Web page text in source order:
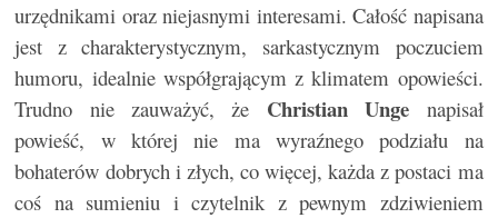
urzędnikami oraz niejasnymi interesami. Całość napisana
jest z charakterystycznym, sarkastycznym poczuciem
humoru, idealnie współgrającym z klimatem opowieści.
Trudno nie zauważyć, że Christian Unge napisał
powieść, w której nie ma wyraźnego podziału na
bohaterów dobrych i złych, co więcej, każda z postaci ma
coś na sumieniu i czytelnik z pewnym zdziwieniem